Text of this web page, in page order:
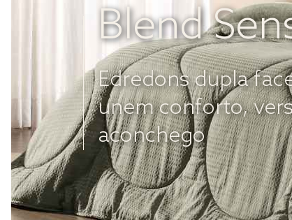
Blend
Edredons dupla
unem conforto,
aconchego